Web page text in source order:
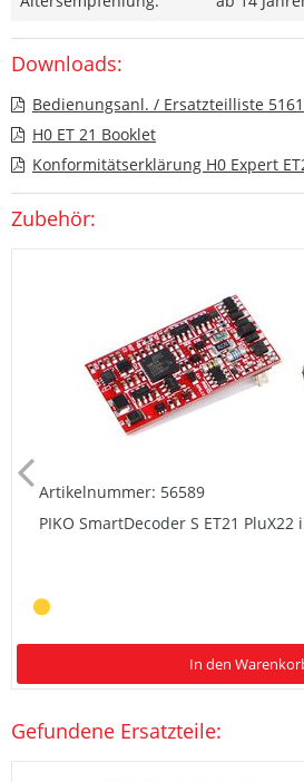
Downloads:
Bedienungsanl. / Ersatzteilliste
H0 ET 21 Booklet
Konformitätserklärung H0 Expert
Zubehör:
Artikelnummer: 56589
PIKO SmartDecoder S ET21
In den
Gefundene Ersatzteile: